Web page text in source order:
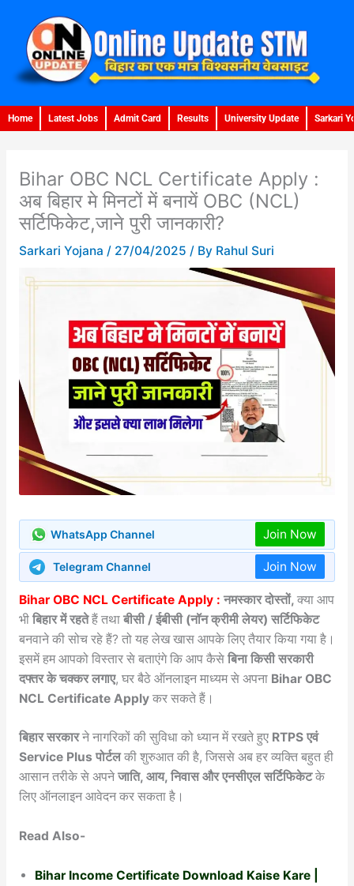
content
Home Latest Jobs Admit Card Results University Update Sarkari
Bihar OBC NCL Certificate Apply :
अब बिहार मे मिनटों में बनायें OBC (NCL)
सर्टिफिकेट,जाने पुरी जानकारी?
Sarkari Yojana / 27/04/2025 / By Rahul Suri
WhatsApp Channel Join Now
Telegram Channel Join Now
Bihar OBC NCL Certificate Apply : नमस्कार दोस्तों, क्या आप
भीबिहार में रहतेहैं तथा बीसी / ईबीसी (नॉन क्रीमी लेयर) सर्टिफिकेट
बनवाने की सोच रहे हैं? तो यह लेख खास आपके लिए तैयार किया गया है।
इसमें हम आपको विस्तार से बताएंगे कि आप कैसे बिना किसी सरकारी
दफ्तर के चक्कर लगाए, घर बैठे ऑनलाइन माध्यम से अपना Bihar OBC
NCL Certificate Applyकर सकते हैं।
बिहार सरकारने नागरिकों की सुविधा को ध्यान में रखते हुए RTPS एवं
Service Plus पोर्टलकी शुरुआत की है, जिससे अब हर व्यक्ति बहुत ही
आसान तरीके से अपनेजाति, आय, निवास और एनसीएल सर्टिफिकेटके
लिए ऑनलाइन आवेदन कर सकता है।
Read Also-
Bihar Income Certificate Download Kaise Kare |